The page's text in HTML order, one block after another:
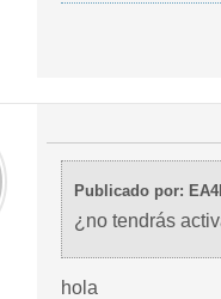
Publicado por:
¿no tendrás
hola